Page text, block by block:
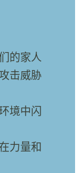
的家人
击威胁
境中闪
力量和